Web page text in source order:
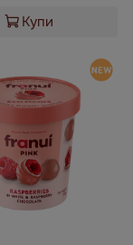
Купи